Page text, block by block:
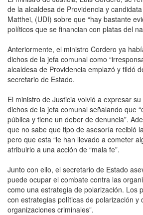
de la alcaldesa de Providencia y
Matthei, (UDI) sobre que “hay bastante
políticos que se financian con platas del
Anteriormente, el ministro Cordero ya
dichos de la jefa comunal como
alcaldesa de Providencia emplazó y tildó
secretario de Estado.
El ministro de Justicia volvió a expresar
dichos de la jefa comunal señalando que
pública y tiene un deber de denuncia”.
que no sabe que tipo de asesoría recibió
pero que esta “le han llevado a cometer
atribuirlo a una acción de “mala fe”.
Junto con ello, el secretario de Estado
puede ocupar el combate contra las
como una estrategia de polarización. Los
con estrategias políticas de polarización y
organizaciones criminales”.